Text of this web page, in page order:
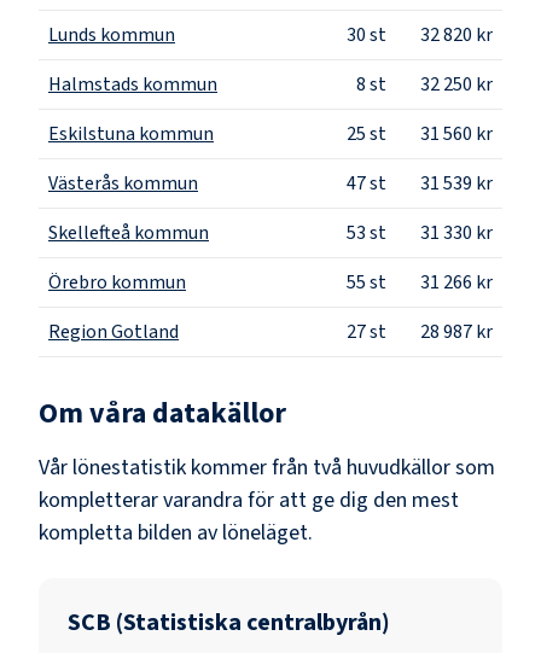
Lunds kommun
30st
32 820 kr
Halmstads kommun
8st
32 250 kr
Eskilstuna kommun
25st
31 560 kr
Västerås kommun
47st
31 539 kr
Skellefteå kommun
53st
31 330 kr
Örebro kommun
55st
31 266 kr
Region Gotland
27st 28 987 kr
Om våra datakällor
Vår lönestatistik kommer från två huvudkällor som
kompletterar varandra för att ge dig den mest
kompletta bilden av löneläget.
SCB (Statistiska centralbyrån)